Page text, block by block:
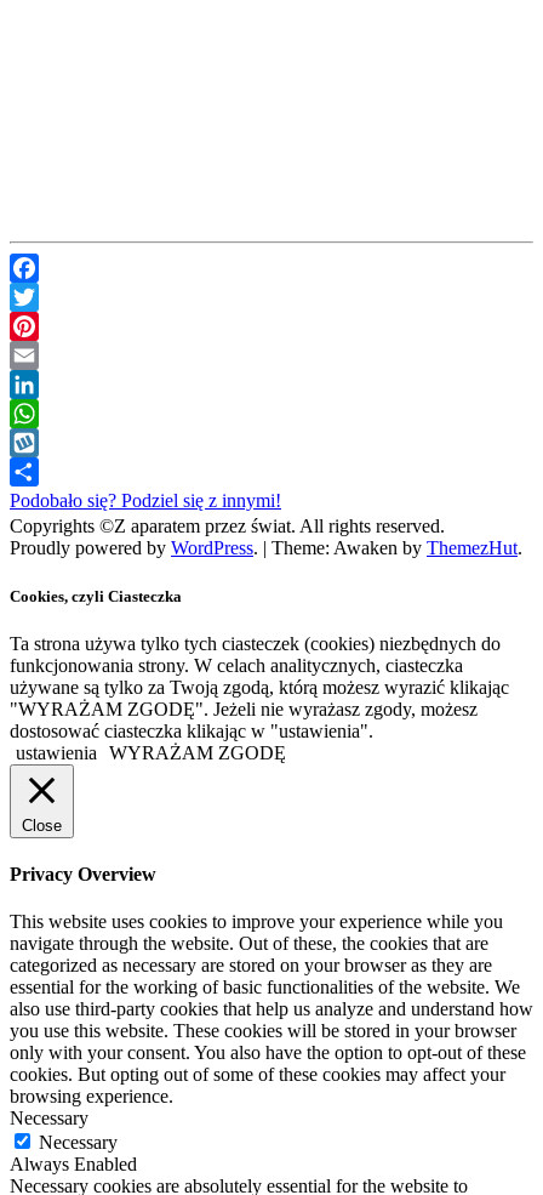
Facebook
Twitter
Pinterest
Email
LinkedIn
WhatsApp
Wykop
Podobało się? Podziel się z innymi!
Copyrights ©Z aparatem przez świat. All rights reserved.
Proudly powered by WordPress. | Theme: Awaken by ThemezHut.
Cookies, czyli Ciasteczka
Ta strona używa tylko tych ciasteczek (cookies) niezbędnych do
funkcjonowania strony. W celach analitycznych, ciasteczka
używane są tylko za Twoją zgodą, którą możesz wyrazić klikając
"WYRAŻAM ZGODĘ". Jeżeli nie wyrażasz zgody, możesz
dostosować ciasteczka klikając w "ustawienia".
ustawienia
WYRAŻAM ZGODĘ
Close
Privacy Overview
This website uses cookies to improve your experience while you
navigate through the website. Out of these, the cookies that are
categorized as necessary are stored on your browser as they are
essential for the working of basic functionalities of the website. We
also use third-party cookies that help us analyze and understand how
you use this website. These cookies will be stored in your browser
only with your consent. You also have the option to opt-out of these
cookies. But opting out of some of these cookies may affect your
browsing experience.
Necessary
Necessary
Always Enabled
Necessary cookies are absolutely essential for the website to